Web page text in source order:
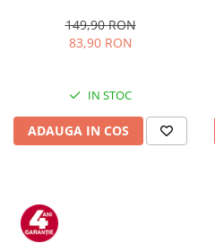
forme, 1400W, Indicator
luminos, Placi antiaderente,
149,90 RON
83,90 RON
IN STOC
ADAUGA IN COS